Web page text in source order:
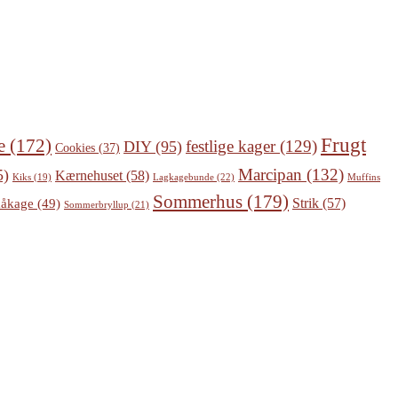
(172) Cookies (37) DIY(95) festlige kager(129)Frugt
Kiks (19) Kærnehuset (58) Lagkagebunde (22) Marcipan (132) Muffins
(49) Sommerbryllup (21) Sommerhus (179) Strik (57)